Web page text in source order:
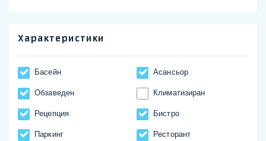
Характеристики
Басейн Асансьор
Обзаведен Климатизиран
Рецепция Бистро
Паркинг Ресторант